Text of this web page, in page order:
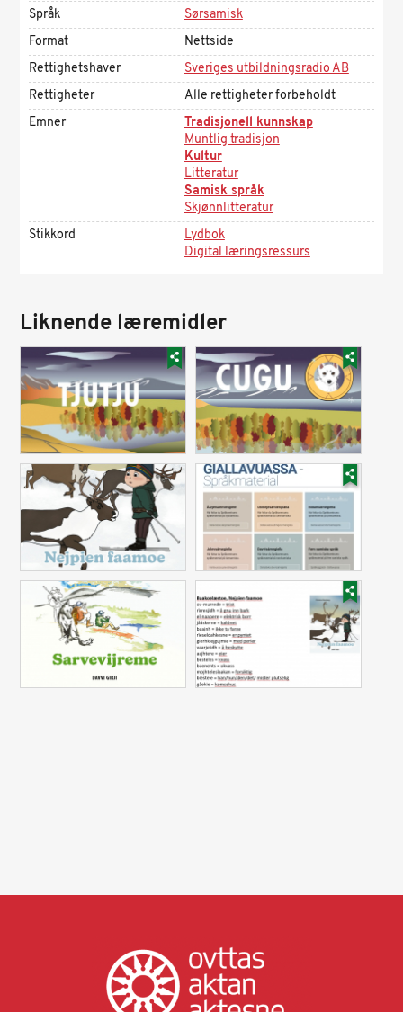
Språk
Sørsamisk
Format
Nettside
Rettighetshaver
Sveriges utbildningsradio AB
Rettigheter
Alle rettigheter forbeholdt
Emner
Tradisjonell kunnskap
Muntlig tradisjon
Kultur
Litteratur
Samisk språk
Skjønnlitteratur
Stikkord
Lydbok
Digital læringsressurs
Liknende læremidler